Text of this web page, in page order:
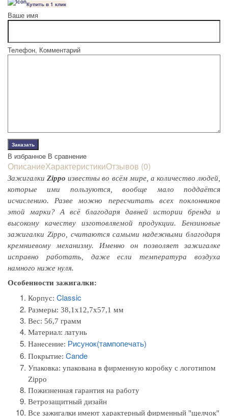
Купить в 1 клик
Ваше имя
Телефон, Комментарий
В избранное В сравнение
ОписаниеХарактеристикиОтзывов (0)
ЗажигалкиZippo известны во всём мире, а количество людей,
которые ими пользуются, вообще мало поддаётся
исчислению. Разве можно пересчитать всех поклонников
этой марки? А всё благодаря давней истории бренда и
высокому качеству изготовляемой продукции. Бензиновые
зажигалки Zippo, считаются самыми надежными благодаря
кремниевому механизму. Именно он позволяет зажигалке
исправно работать, даже если температура воздуха
намного ниже нуля.
Особенности зажигалки:
Корпус: Classic
Размеры: 38,1x12,7x57,1 мм
Вес: 56,7 грамм
Материал: латунь
Нанесение: Рисунок(тампопечать)
Покрытие: Cande
Упаковка: упакована в фирменную коробку с логотипом
Zippo
Пожизненная гарантия на работу
Ветрозащитный дизайн
Все зажигалки имеют характерный фирменный "щелчок"